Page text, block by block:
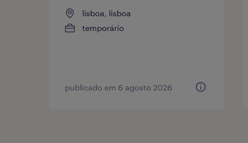
lisboa, lisboa
temporário
publicado em 6 agosto 2026